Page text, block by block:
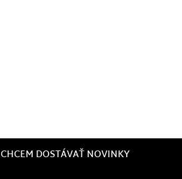
CHCEM DOSTÁVAŤ NOVINKY